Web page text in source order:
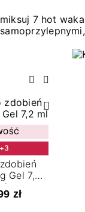
7 hot
Poprzedni
Następny
Gel 7,2
ml
zł